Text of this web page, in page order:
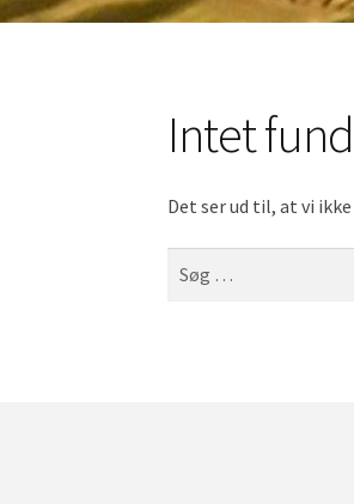
Intet
Det ser ud til, at vi
efter: